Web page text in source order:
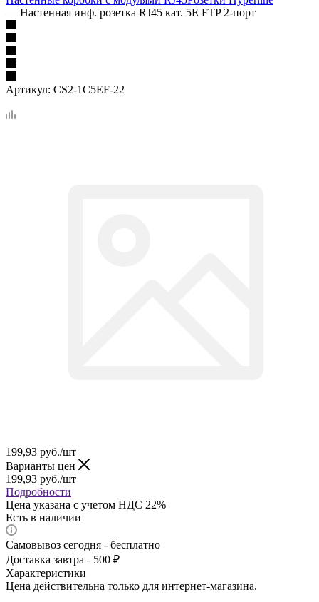
— Настенная инф. розетка RJ45 кат. 5E FTP 2-порт
Артикул: CS2-1C5EF-22
199,93 руб./шт
Варианты цен
199,93 руб./шт
Подробности
Цена указана с учетом НДС 22%
Есть в наличии
Самовывоз сегодня - бесплатно
Доставка завтра - 500 ₽
Характеристики
Цена действительна только для интернет-магазина.